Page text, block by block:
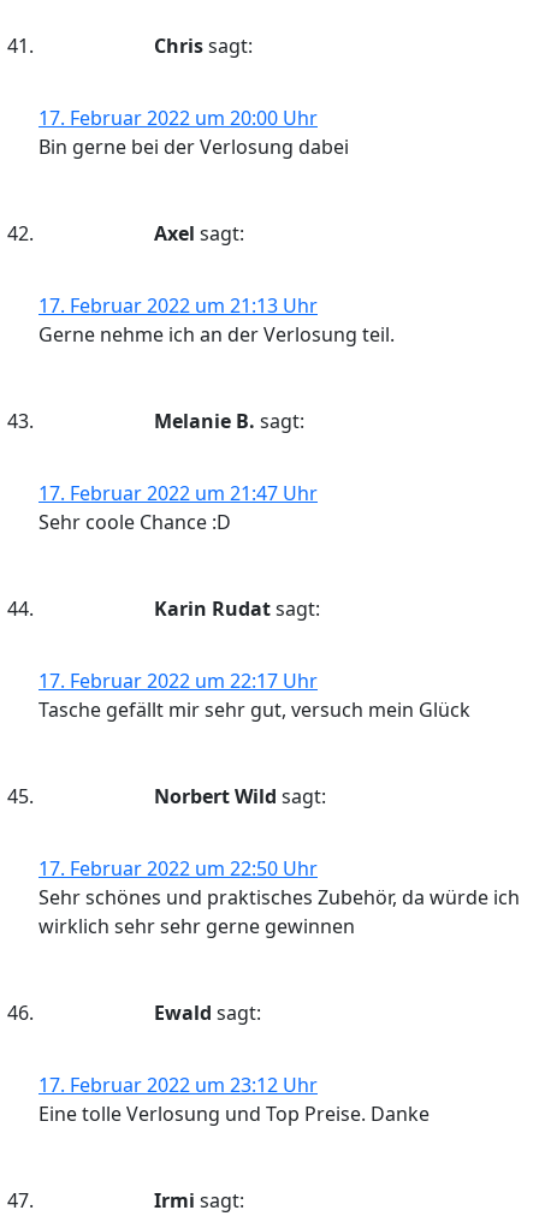
Chrissagt:
17. Februar 2022 um 20:00 Uhr
Bin gerne bei der Verlosung dabei
Axel sagt:
17. Februar 2022 um 21:13 Uhr
Gerne nehme ich an der Verlosung teil.
Melanie B. sagt:
17. Februar 2022 um 21:47 Uhr
Sehr coole Chance :D
Karin Rudatsagt:
17. Februar 2022 um 22:17 Uhr
Tasche gefällt mir sehr gut, versuch mein Glück
Norbert Wild sagt:
17. Februar 2022 um 22:50 Uhr
Sehr schönes und praktisches Zubehör, da würde ich
wirklich sehr sehr gerne gewinnen
Ewald sagt:
17. Februar 2022 um 23:12 Uhr
Eine tolle Verlosung und Top Preise. Danke
Irmi sagt: